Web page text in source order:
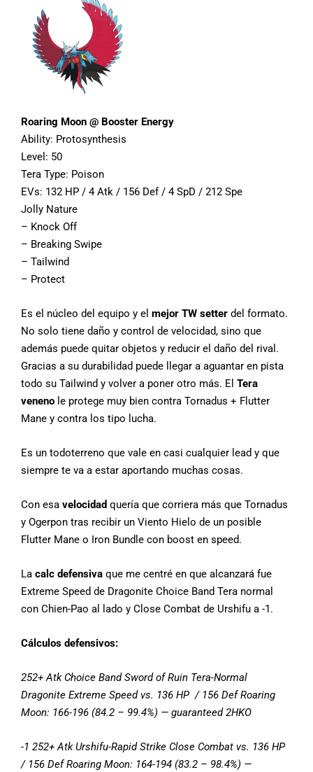
Roaring Moon @ Booster Energy
Ability: Protosynthesis
Level: 50
Tera Type: Poison
EVs: 132 HP / 4 Atk / 156 Def / 4 SpD / 212 Spe
Jolly Nature
– Knock Off
– Breaking Swipe
– Tailwind
– Protect
Es el núcleo del equipo y el mejor TW setter del formato.
No solo tiene daño y control de velocidad, sino que
además puede quitar objetos y reducir el daño del rival.
Gracias a su durabilidad puede llegar a aguantar en pista
todo su Tailwind y volver a poner otro más. El Tera
veneno le protege muy bien contra Tornadus + Flutter
Mane y contra los tipo lucha.
Es un todoterreno que vale en casi cualquier lead y que
siempre te va a estar aportando muchas cosas.
Con esa velocidad quería que corriera más que Tornadus
y Ogerpon tras recibir un Viento Hielo de un posible
Flutter Mane o Iron Bundle con boost en speed.
La calc defensiva que me centré en que alcanzará fue
Extreme Speed de Dragonite Choice Band Tera normal
con Chien-Pao al lado y Close Combat de Urshifu a -1.
Cálculos defensivos:
252+ Atk Choice Band Sword of Ruin Tera-Normal
Dragonite Extreme Speed vs. 136 HP / 156 Def Roaring
Moon: 166-196 (84.2 – 99.4%) — guaranteed 2HKO
-1 252+ Atk Urshifu-Rapid Strike Close Combat vs. 136 HP
/ 156 Def Roaring Moon: 164-194 (83.2 – 98.4%) —